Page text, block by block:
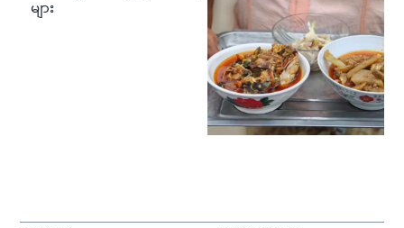
များ